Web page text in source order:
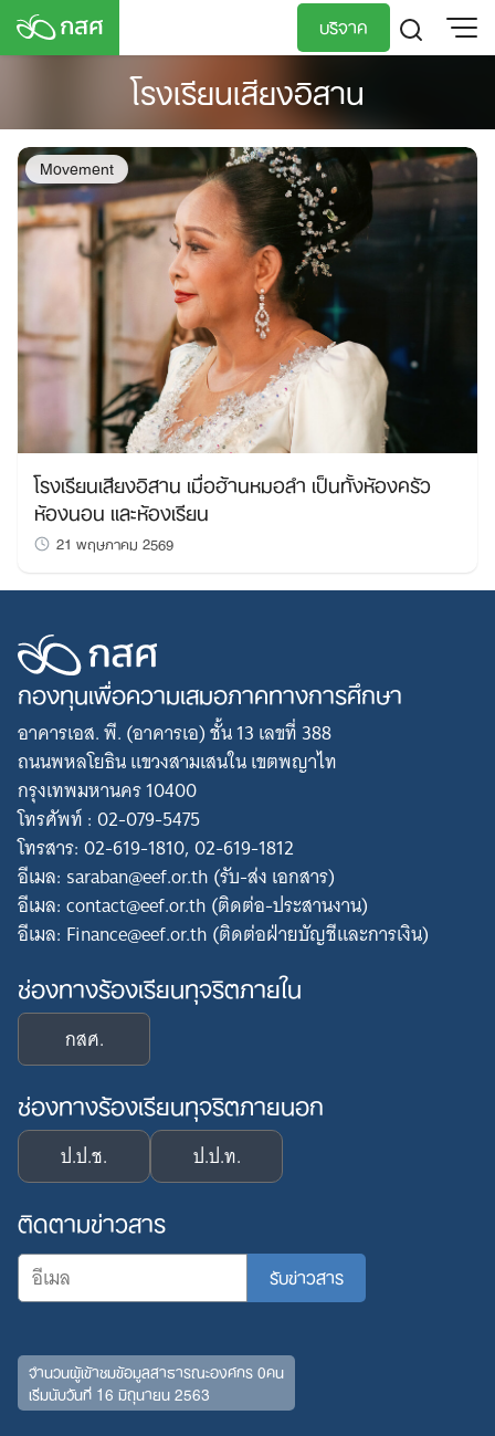
Skip
บริจาค
โรงเรียนเสียงอิสาน
Movement
โรงเรียนเสียงอิสาน เมื่อฮ้านหมอลำ เป็นทั้งห้องครัว
ห้องนอน และห้องเรียน
21 พฤษภาคม 2569
กองทุนเพื่อความเสมอภาคทางการศึกษา
อาคารเอส. พี. (อาคารเอ) ชั้น 13 เลขที่ 388
ถนนพหลโยธิน แขวงสามเสนใน เขตพญาไท
กรุงเทพมหานคร 10400
โทรศัพท์ : 02-079-5475
โทรสาร: 02-619-1810, 02-619-1812
อีเมล: saraban@eef.or.th (รับ-ส่ง เอกสาร)
อีเมล: contact@eef.or.th (ติดต่อ-ประสานงาน)
อีเมล: Finance@eef.or.th (ติดต่อฝ่ายบัญชีและการเงิน)
ช่องทางร้องเรียนทุจริตภายใน
กสศ.
ช่องทางร้องเรียนทุจริตภายนอก
ป.ป.ช. ป.ป.ท.
ติดตามข่าวสาร
จำนวนผู้เข้าชมข้อมูลสาธารณะองค์กร 0คน
เริ่มนับวันที่ 16 มิถุนายน 2563